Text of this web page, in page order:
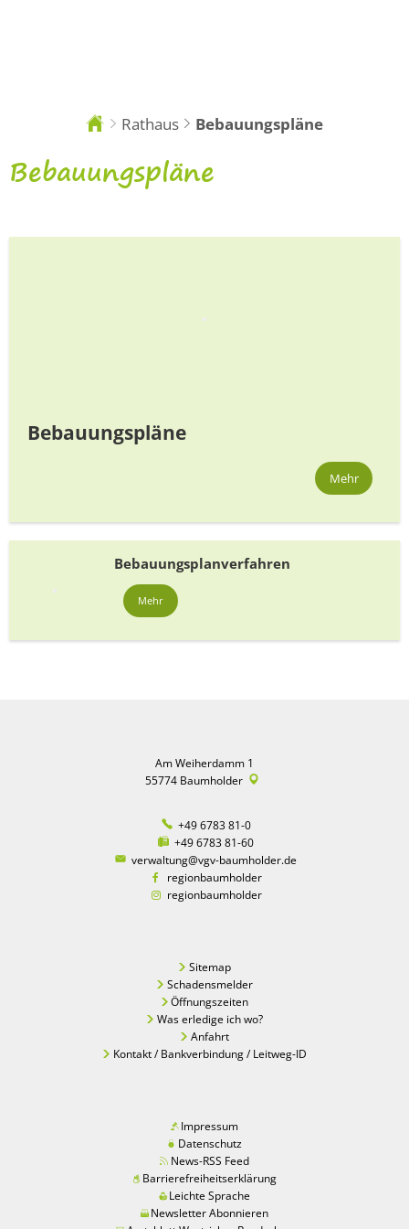
Sie
Rathaus Bebauungspläne
Bebauungspläne
Bebauungspläne
Bebauungspläne
Mehr
Bebauungsplanverfahren
Mehr
Am Weiherdamm 1
55774 Baumholder
+49 6783 81-0
+49 6783 81-60
verwaltung@vgv-baumholder.de
regionbaumholder
regionbaumholder
Sitemap
Schadensmelder
Öffnungszeiten
Was erledige ich wo?
Anfahrt
Kontakt / Bankverbindung / Leitweg-ID
Impressum
Datenschutz
News-RSS Feed
Barrierefreiheitserklärung
Leichte Sprache
Newsletter Abonnieren